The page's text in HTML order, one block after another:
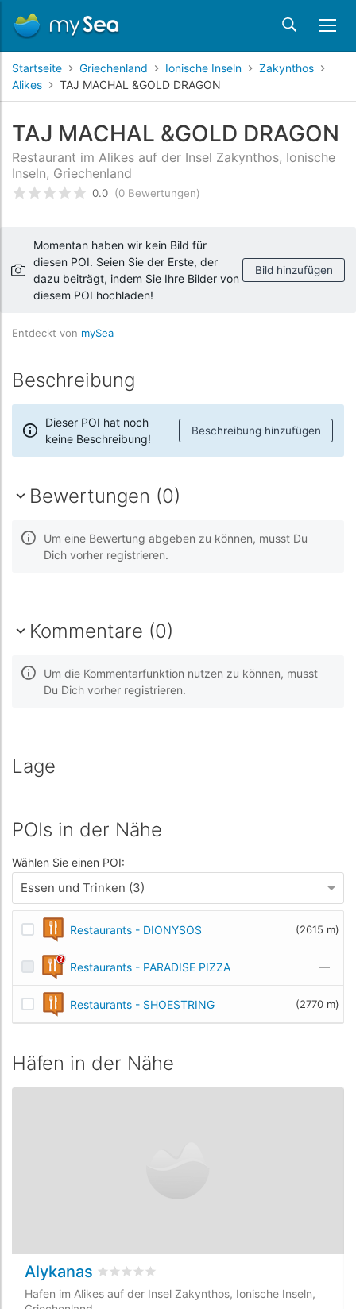
Startseite Griechenland Ionische Inseln
Zakynthos
Alikes
TAJ MACHAL &GOLD DRAGON
TAJ MACHAL &GOLD DRAGON
Restaurant im Alikes auf der Insel Zakynthos, Ionische
Inseln, Griechenland
bewertet0 /5 beyogen auf
0.0 (0 Bewertungen)
Momentan haben wir kein Bild für
diesen POI. Seien Sie der Erste, der
dazu beiträgt, indem Sie Ihre Bilder von
diesem POI hochladen!
Bild hinzufügen
Entdeckt von mySea
Beschreibung
Dieser POI hat noch
keine Beschreibung!
Beschreibung hinzufügen
Bewertungen (0)
Um eine Bewertung abgeben zu können, musst Du
Dich vorher registrieren.
Kommentare (0)
Um die Kommentarfunktion nutzen zu können, musst
Du Dich vorher registrieren.
Lage
POIs in der Nähe
Wählen Sie einen POI:
Essen und Trinken (3)
Restaurants - DIONYSOS (2615 m)
Restaurants - PARADISE PIZZA —
Restaurants - SHOESTRING (2770 m)
Häfen in der Nähe
Alykanas bewertet0
Hafen im Alikes auf der Insel Zakynthos, Ionische Inseln,